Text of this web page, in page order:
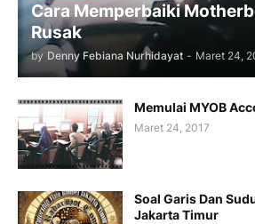
Cara Memperbaiki
Rusak
by Denny Febiana Nurhidayat - Maret 24,
Memulai MYOB
Maret 24, 2017
Soal Garis Dan
Jakarta Timur